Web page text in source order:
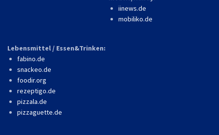
iinews.de
mobiliko.de
Lebensmittel / Essen&Trinken:
fabino.de
snackeo.de
foodir.org
rezeptigo.de
pizzala.de
pizzaguette.de